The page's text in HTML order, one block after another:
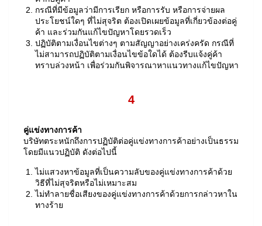
กรณีที่มีข้อมูลว่ามีการเรียก หรือการรับ หรือการจ่ายผล
ประโยชน์ใดๆ ที่ไม่สุจริต ต้องเปิดเผยข้อมูลที่เกี่ยวข้องต่อคู่
ค้า และร่วมกันแก้ไขปัญหาโดยรวดเร็ว
ปฏิบัติตามเงื่อนไขต่างๆ ตามสัญญาอย่างเคร่งครัด กรณีที่
ไม่สามารถปฏิบัติตามเงื่อนไขข้อใดได้ ต้องรีบแจ้งคู่ค้า
ทราบล่วงหน้า เพื่อร่วมกันพิจารณาหาแนวทางแก้ไขปัญหา
4
คู่แข่งทางการค้า
บริษัทตระหนักถึงการปฏิบัติต่อคู่แข่งทางการค้าอย่างเป็นธรรม
โดยมีแนวปฏิบัติ ดังต่อไปนี้
ไม่แสวงหาข้อมูลที่เป็นความลับของคู่แข่งทางการค้าด้วย
วิธีที่ไม่สุจริตหรือไม่เหมาะสม
ไม่ทำลายชื่อเสียงของคู่แข่งทางการค้าด้วยการกล่าวหาใน
ทางร้าย